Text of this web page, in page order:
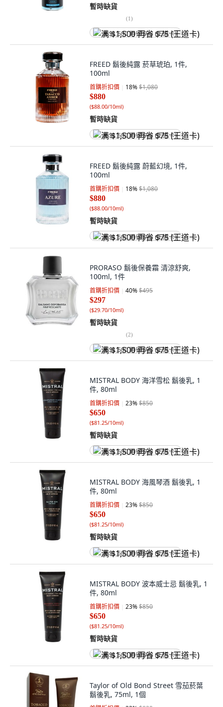
暫時缺貨
(1)
满 $1,500 再省 $75 (王道卡)
FREED 鬍後純露 菸草琥珀, 1件,
100ml
首購折扣價 18%$1,080
$880
($88.00/10ml)
暫時缺貨
满 $1,500 再省 $75 (王道卡)
FREED 鬍後純露 蔚藍幻境, 1件,
100ml
首購折扣價 18%$1,080
$880
($88.00/10ml)
暫時缺貨
满 $1,500 再省 $75 (王道卡)
PRORASO 鬍後保養霜 清涼舒爽,
100ml, 1件
首購折扣價 40%$495
$297
($29.70/10ml)
暫時缺貨
(2)
满 $1,500 再省 $75 (王道卡)
MISTRAL BODY 海洋雪松 鬍後乳, 1
件, 80ml
首購折扣價 23%$850
$650
($81.25/10ml)
暫時缺貨
满 $1,500 再省 $75 (王道卡)
MISTRAL BODY 海風琴酒 鬍後乳, 1
件, 80ml
首購折扣價 23%$850
$650
($81.25/10ml)
暫時缺貨
满 $1,500 再省 $75 (王道卡)
MISTRAL BODY 波本威士忌 鬍後乳, 1
件, 80ml
首購折扣價 23%$850
$650
($81.25/10ml)
暫時缺貨
满 $1,500 再省 $75 (王道卡)
Taylor of Old Bond Street 雪茄菸葉
鬍後乳, 75ml, 1個